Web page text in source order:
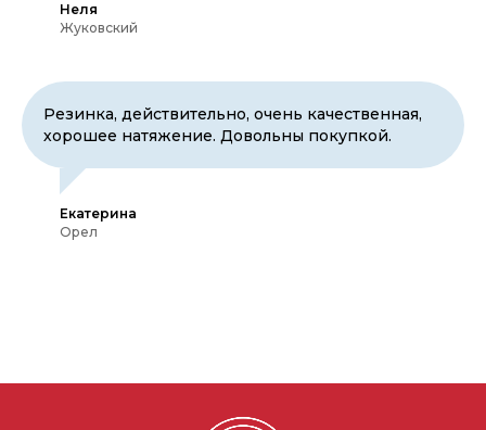
Неля
Жуковский
Резинка, действительно, очень качественная,
хорошее натяжение. Довольны покупкой.
Екатерина
Орел